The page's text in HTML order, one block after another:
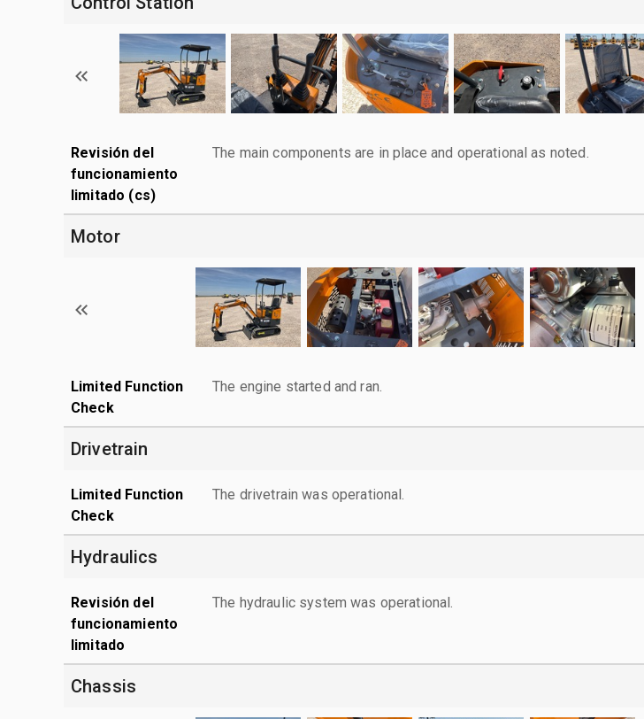
Revisión del
funcionamiento
limitado (cs)
The main components are in place and operational as noted.
Motor
Limited Function
Check
The engine started and ran.
Drivetrain
Limited Function
Check
The drivetrain was operational.
Hydraulics
Revisión del
funcionamiento
limitado
The hydraulic system was operational.
Chassis